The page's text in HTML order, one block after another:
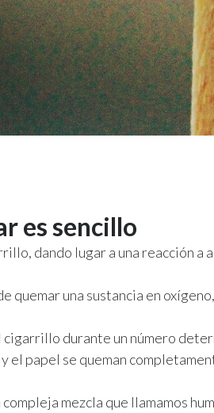
es sencillo
dando lugar a una reacción a
quemar una sustancia en
cigarrillo durante un número
el papel se queman
mezcla que llamamos